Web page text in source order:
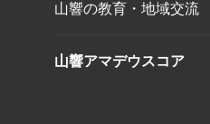
山響の教育・地域交流
山響アマデウスコア